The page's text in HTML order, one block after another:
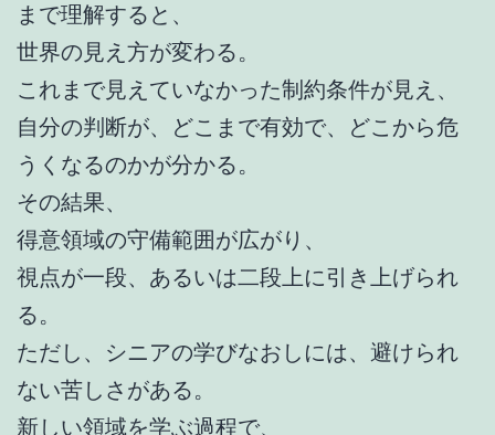
まで理解すると、
世界の見え方が変わる。
これまで見えていなかった制約条件が見え、
自分の判断が、どこまで有効で、どこから危
うくなるのかが分かる。
その結果、
得意領域の守備範囲が広がり、
視点が一段、あるいは二段上に引き上げられ
る。
ただし、シニアの学びなおしには、避けられ
ない苦しさがある。
新しい領域を学ぶ過程で、